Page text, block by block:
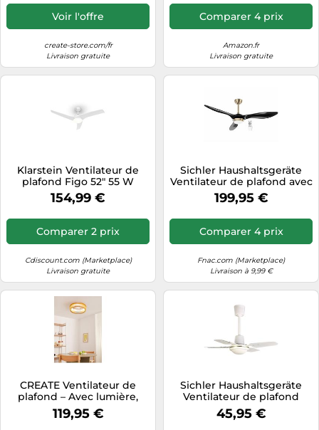
Voir l'offre
create-store.com/fr
Livraison gratuite
Comparer 4 prix
Amazon.fr
Livraison gratuite
Klarstein Ventilateur de
plafond Figo 52" 55 W
plafonnier 2x42 W
télécommande blanc
154,99 €
Comparer 2 prix
Cdiscount.com (Marketplace)
Livraison gratuite
Sichler Haushaltsgeräte
Ventilateur de plafond avec
lampe LED 1000 lm et
moteur silencieux
199,95 €
Comparer 4 prix
Fnac.com (Marketplace)
Livraison à 9,99 €
CREATE Ventilateur de
plafond – Avec lumière,
silencieux, pales
orientables, LED 36W
119,95 €
Sichler Haushaltsgeräte
Ventilateur de plafond
compact VT-220 à 3 vitesses
- Ø 61 cm
45,95 €